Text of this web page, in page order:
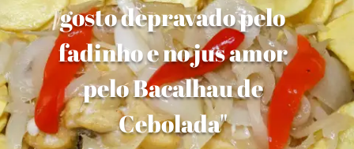
gosto depravado pelo
fadinho e no jus amor
pelo Bacalhau de
Cebolada"